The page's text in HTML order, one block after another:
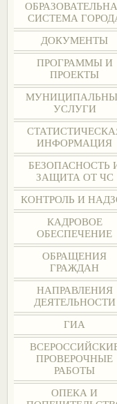
СИСТЕМА
ДОКУМЕНТЫ
ПРОГРАММЫ И
ПРОЕКТЫ
УСЛУГИ
ИНФОРМАЦИЯ
БЕЗОПАСНОСТЬ
ЗАЩИТА ОТ ЧС
КОНТРОЛЬ И
КАДРОВОЕ
ОБЕСПЕЧЕНИЕ
ОБРАЩЕНИЯ
ГРАЖДАН
НАПРАВЛЕНИЯ
ДЕЯТЕЛЬНОСТИ
ГИА
ПРОВЕРОЧНЫЕ
РАБОТЫ
ОПЕКА И